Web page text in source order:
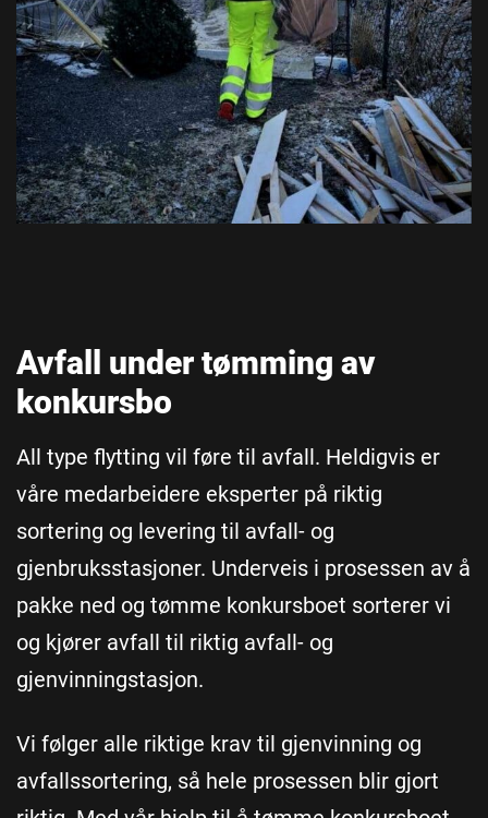
Avfall under tømming av
konkursbo
All type flytting vil føre til avfall. Heldigvis er
våre medarbeidere eksperter på riktig
sortering og levering til avfall- og
gjenbruksstasjoner. Underveis i prosessen av å
pakke ned og tømme konkursboet sorterer vi
og kjører avfall til riktig avfall- og
gjenvinningstasjon.
Vi følger alle riktige krav til gjenvinning og
avfallssortering, så hele prosessen blir gjort